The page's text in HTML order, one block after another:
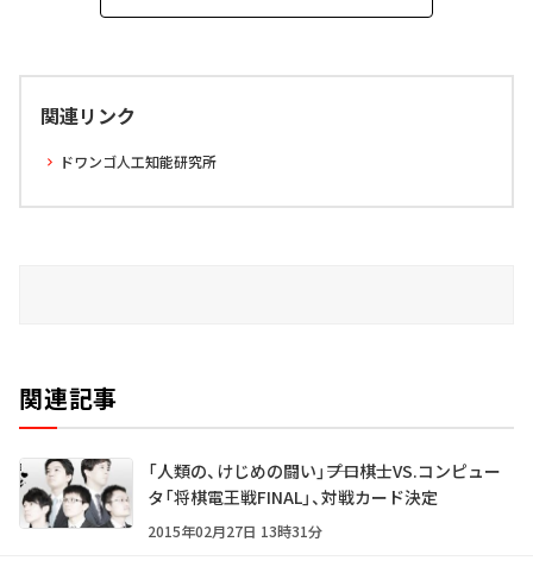
関連リンク
ドワンゴ人工知能研究所
関連記事
「人類の、けじめの闘い」――プロ棋士VS.コンピュー
タ「将棋電王戦FINAL」、対戦カード決定
2015年02月27日 13時31分